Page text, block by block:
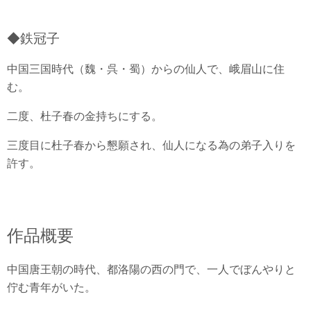
◆鉄冠子
中国三国時代（魏・呉・蜀）からの仙人で、峨眉山に住
む。
二度、杜子春の金持ちにする。
三度目に杜子春から懇願され、仙人になる為の弟子入りを
許す。
作品概要
中国唐王朝の時代、都洛陽の西の門で、一人でぼんやりと
佇む青年がいた。